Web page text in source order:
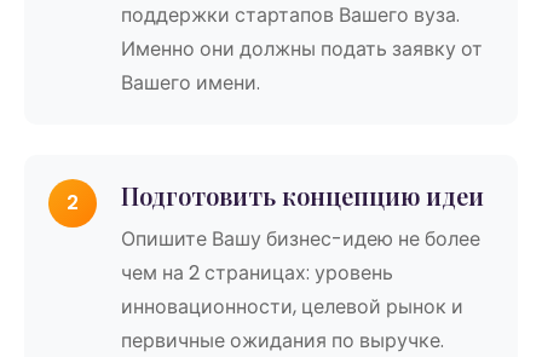
поддержки стартапов Вашего вуза.
Именно они должны подать заявку от
Вашего имени.
2 Подготовить концепцию идеи
Опишите Вашу бизнес-идею не более
чем на 2 страницах: уровень
инновационности, целевой рынок и
первичные ожидания по выручке.